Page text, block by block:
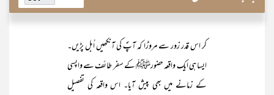
کر اس قدر زور سے مروڑا کہ آپؐ کی آنکھیں اُبل پڑیں۔
ایسا ہی ایک واقعہ حضورﷺ کے سفر طائف سے واپسی
کے زمانے میں بھی پیش آیا۔ اس واقعہ کی تفصیل